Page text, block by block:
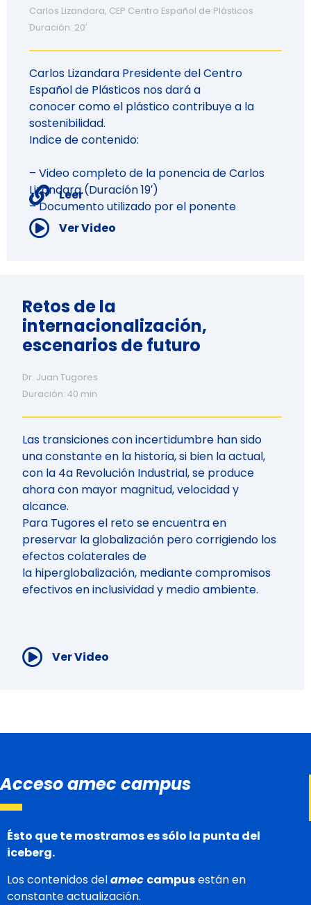
Carlos Lizandara, CEP Centro Español de Plásticos
Duración: 20′
Carlos Lizandara Presidente del Centro
Español de Plásticos nos dará a
conocer como el plástico contribuye a la
sostenibilidad.
Indice de contenido:
– Video completo de la ponencia de Carlos
Lizandara (Duración 19′)
– Documento utilizado por el ponente
Ver Video
Leer
Retos de la
internacionalización,
escenarios de futuro
Dr. Juan Tugores
Duración: 40 min
Las transiciones con incertidumbre han sido
una constante en la historia, si bien la actual,
con la 4a Revolución Industrial, se produce
ahora con mayor magnitud, velocidad y
alcance.
Para Tugores el reto se encuentra en
preservar la globalización pero corrigiendo los
efectos colaterales de
la hiperglobalización, mediante compromisos
efectivos en inclusividad y medio ambiente.
Ver Video
Acceso amec campus
Ésto que te mostramos es sólo la punta del
iceberg.
Los contenidos delamec campusestán en
constante actualización.